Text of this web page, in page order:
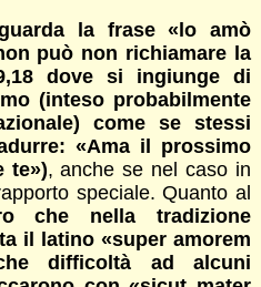
la frase «lo amò
può non richiamare la
dove si ingiunge di
(inteso probabilmente
come se stessi
«Ama il prossimo
te»), anche se nel caso in
speciale. Quanto al
che nella tradizione
il latino «super amorem
difficoltà ad alcuni